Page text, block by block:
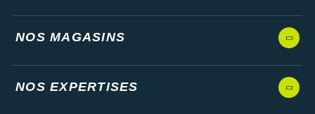
NOS MAGASINS
NOS EXPERTISES